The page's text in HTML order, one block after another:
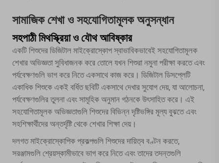
সামাজিক শেখা ও সহযোগিতামূলক অনুসন্ধান
সহপাঠী মিথস্ক্রিয়া ও যৌথ আবিষ্কার
একটি শিশুদের ডিজিটাল মাইক্রোস্কোপ স্বাভাবিকভাবেই সহযোগিতামূলক
শেখার অভিজ্ঞতা সুবিধাজনক করে তোলে যখন শিশুরা নমুনা পরীক্ষা করতে এবং
পর্যবেক্ষণগুলি ভাগ করে নিতে একসাথে কাজ করে। ডিজিটাল ডিসপ্লেটি
একাধিক শিশুকে একই বর্ধিত ছবিটি একসাথে দেখার সুযোগ দেয়, যা আলোচনা,
পর্যবেক্ষণগুলির তুলনা এবং সামূহিক অনুমান গঠনকে উৎসাহিত করে। এই
সহযোগিতামূলক অভিজ্ঞতাগুলি শিশুদের বিভিন্ন দৃষ্টিভঙ্গির মূল্য বুঝতে এবং
সহশিক্ষার্থীদের অন্তর্দৃষ্টি থেকে শেখার শিক্ষা দেয়।
দলগত মাইক্রোস্কোপিক প্রকল্পগুলি শিশুদের দায়িত্ব বণ্টন করতে,
সরঞ্জামগুলি শ্রেয়স্কামীভাবে ভাগ করে নিতে এবং তাদের তদন্তগুলি